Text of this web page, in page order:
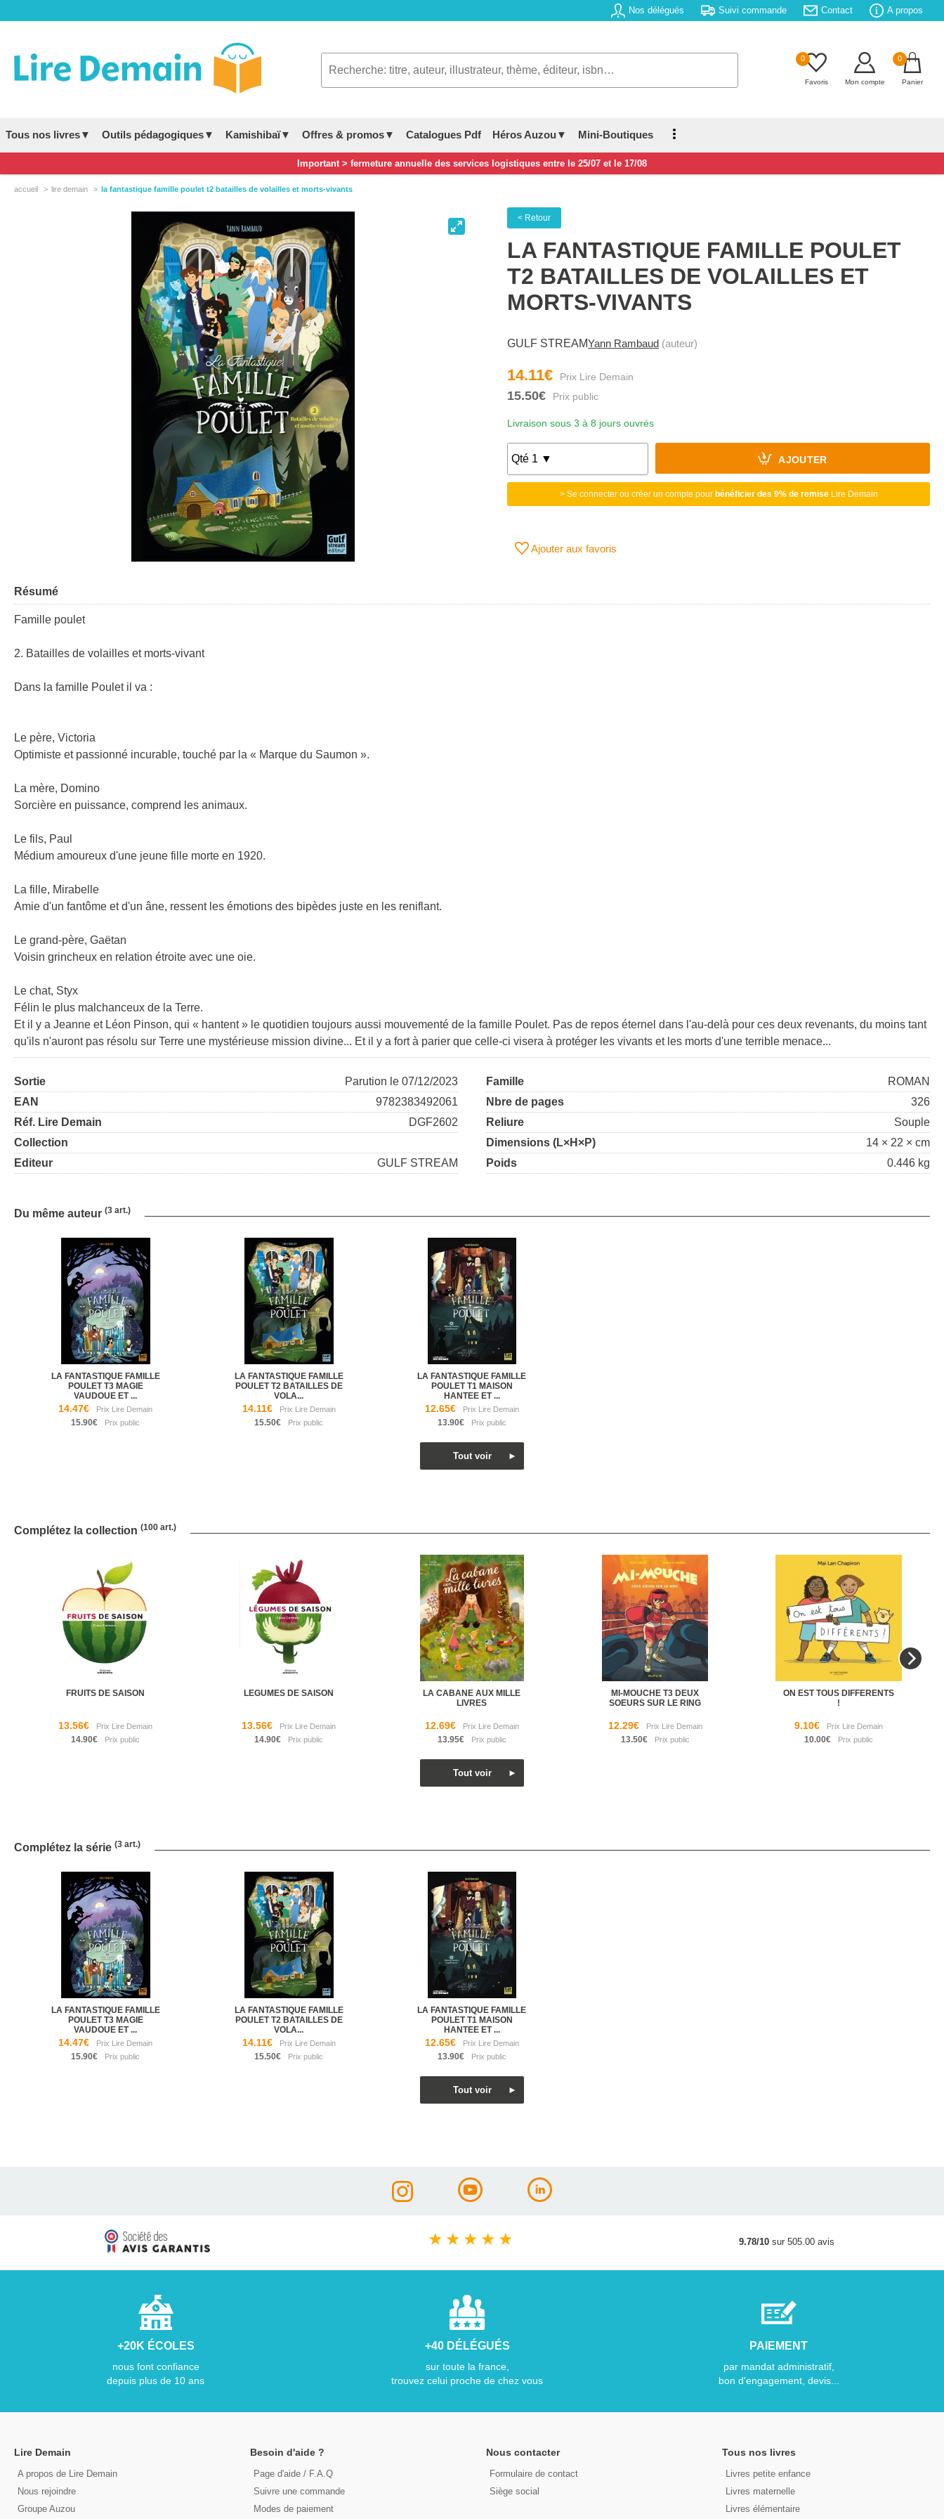
Nos délégués Suivi commande Contact A propos
0
Favoris Mon compte
0
Panier
Tous nos livres▼ Outils pédagogiques▼ Kamishibaï▼ Offres & promos▼ Catalogues Pdf Héros Auzou▼ Mini-Boutiques
Important > fermeture annuelle des services logistiques entre le 25/07 et le 17/08
accueil lire demain la fantastique famille poulet t2 batailles de volailles et morts-vivants
< Retour
LA FANTASTIQUE FAMILLE POULET
T2 BATAILLES DE VOLAILLES ET
MORTS-VIVANTS
GULF STREAMYann Rambaud (auteur)
14.11€
15.50€
Livraison sous 3 à 8 jours ouvrés
AJOUTER
> Se connecter ou créer un compte pour bénéficier des 9% de remiseLire Demain
Ajouter aux favoris
Résumé
Famille poulet
2. Batailles de volailles et morts-vivant
Dans la famille Poulet il va :
Le père, Victoria
Optimiste et passionné incurable, touché par la « Marque du Saumon ».
La mère, Domino
Sorcière en puissance, comprend les animaux.
Le fils, Paul
Médium amoureux d'une jeune fille morte en 1920.
La fille, Mirabelle
Amie d'un fantôme et d'un âne, ressent les émotions des bipèdes juste en les reniflant.
Le grand-père, Gaëtan
Voisin grincheux en relation étroite avec une oie.
Le chat, Styx
Félin le plus malchanceux de la Terre.
Et il y a Jeanne et Léon Pinson, qui « hantent » le quotidien toujours aussi mouvementé de la famille Poulet. Pas de repos éternel dans l'au-delà pour ces deux revenants, du moins tant
qu'ils n'auront pas résolu sur Terre une mystérieuse mission divine... Et il y a fort à parier que celle-ci visera à protéger les vivants et les morts d'une terrible menace...
Sortie
Parution le 07/12/2023
EAN
9782383492061
Réf. Lire Demain
DGF2602
Collection
Editeur
GULF STREAM
Famille
ROMAN
Nbre de pages
326
Reliure
Souple
Dimensions (L×H×P)
14 × 22 × cm
Poids
0.446 kg
Du même auteur (3 art.)
LA FANTASTIQUE FAMILLE
POULET T3 MAGIE
VAUDOUE ET ...
14.47€
15.90€
LA FANTASTIQUE FAMILLE
POULET T2 BATAILLES DE
VOLA...
14.11€
15.50€
LA FANTASTIQUE FAMILLE
POULET T1 MAISON
HANTEE ET ...
12.65€
13.90€
Complétez la collection (100 art.)
FRUITS DE SAISON
13.56€
14.90€
LEGUMES DE SAISON
13.56€
14.90€
LA CABANE AUX MILLE
LIVRES
12.69€
13.95€
MI-MOUCHE T3 DEUX
SOEURS SUR LE RING
12.29€
13.50€
ON EST TOUS DIFFERENTS
!
9.10€
10.00€
Complétez la série (3 art.)
LA FANTASTIQUE FAMILLE
POULET T3 MAGIE
VAUDOUE ET ...
14.47€
15.90€
LA FANTASTIQUE FAMILLE
POULET T2 BATAILLES DE
VOLA...
14.11€
15.50€
LA FANTASTIQUE FAMILLE
POULET T1 MAISON
HANTEE ET ...
12.65€
13.90€
★ ★ ★ ★ ★ 9.78/10sur 505.00 avis
+20K ÉCOLES
nous font confiance
depuis plus de 10 ans
+40 DÉLÉGUÉS
sur toute la france,
trouvez celui proche de chez vous
PAIEMENT
par mandat administratif,
bon d'engagement, devis...
Lire Demain
A propos de Lire Demain
Nous rejoindre
Groupe Auzou
Besoin d'aide ?
Page d'aide / F.A.Q
Suivre une commande
Modes de paiement
Nous contacter
Formulaire de contact
Siège social
Tous nos livres
Livres petite enfance
Livres maternelle
Livres élémentaire